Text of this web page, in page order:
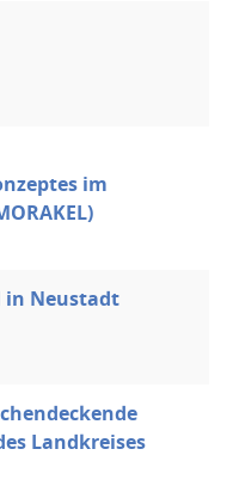
im
in Neustadt
Landkreises